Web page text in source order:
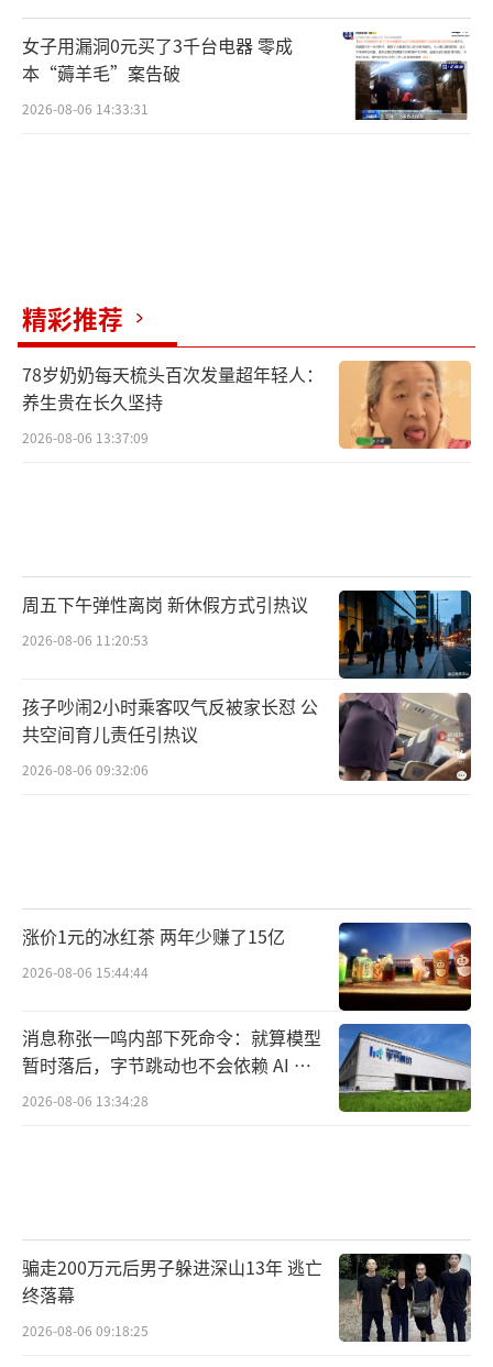
女子用漏洞0元买了3千台电器 零成
本“薅羊毛”案告破
2026-08-06 14:33:31
精彩推荐
78岁奶奶每天梳头百次发量超年轻人：
养生贵在长久坚持
2026-08-06 13:37:09
周五下午弹性离岗 新休假方式引热议
2026-08-06 11:20:53
孩子吵闹2小时乘客叹气反被家长怼 公
共空间育儿责任引热议
2026-08-06 09:32:06
涨价1元的冰红茶 两年少赚了15亿
2026-08-06 15:44:44
消息称张一鸣内部下死命令：就算模型
暂时落后，字节跳动也不会依赖 AI 蒸
馏技术
2026-08-06 13:34:28
骗走200万元后男子躲进深山13年 逃亡
终落幕
2026-08-06 09:18:25